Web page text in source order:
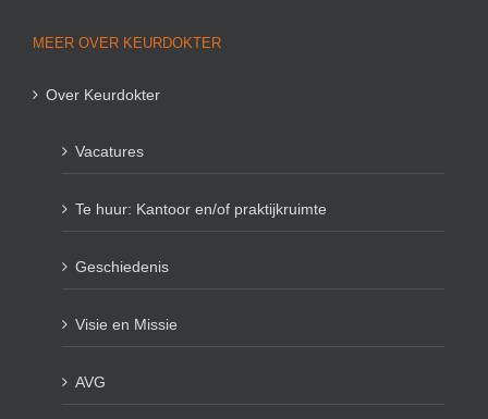
MEER OVER KEURDOKTER
Over Keurdokter
Vacatures
Te huur: Kantoor en/of praktijkruimte
Geschiedenis
Visie en Missie
AVG